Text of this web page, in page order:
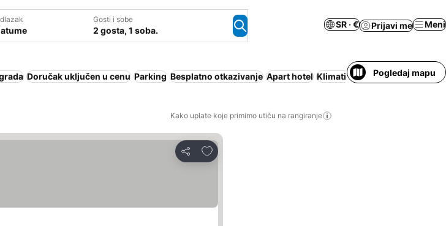
Gosti i sobe
2 gosta, 1 soba.
SR · € Prijavi me Meni
Doručak uključen u cenu Parking Besplatno otkazivanje Apart hotel Klimatizacija Wi-Fi Bazen
Pogledaj mapu
Kako uplate koje primimo utiču na rangiranje
Deli
Dodati u favorite